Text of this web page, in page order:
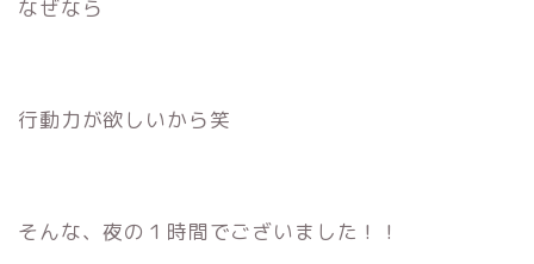
なぜなら
行動力が欲しいから笑
そんな、夜の１時間でございました！！